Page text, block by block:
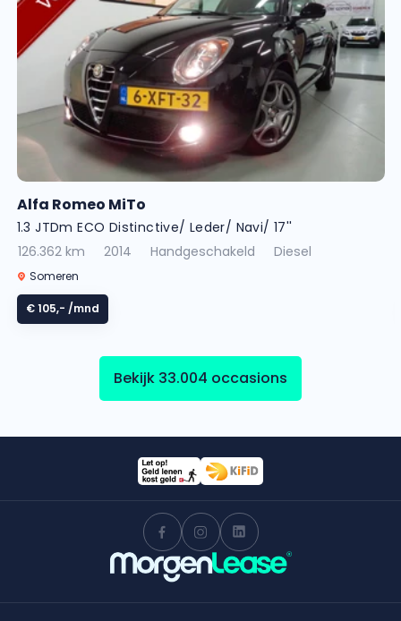
Alfa Romeo MiTo
1.3 JTDm ECO Distinctive/ Leder/ Navi/ 17''
126.362 km
2014 Handgeschakeld Diesel
Someren
€ 105,- /mnd
Bekijk 33.004 occasions